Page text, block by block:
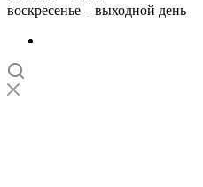
воскресенье – выходной день